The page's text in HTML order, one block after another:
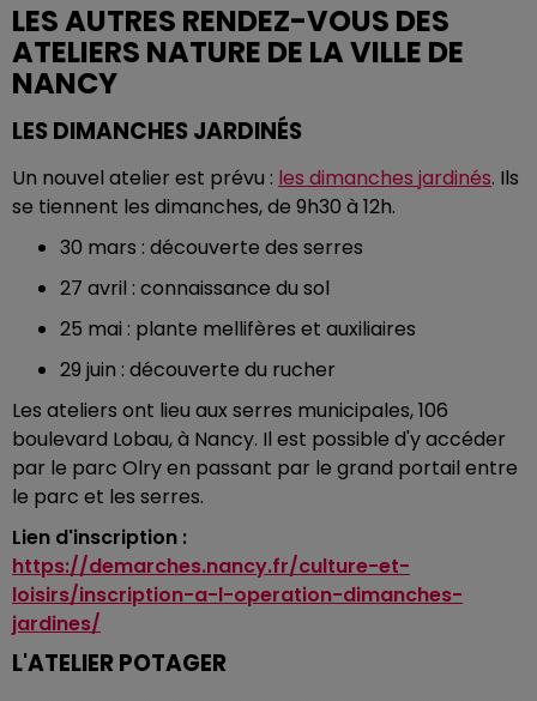
LES AUTRES RENDEZ-VOUS DES
ATELIERS NATURE DE LA VILLE DE
NANCY
LES DIMANCHES JARDINÉS
Un nouvel atelier est prévu : les dimanches jardinés. Ils
se tiennent les dimanches, de 9h30 à 12h.
30 mars : découverte des serres
27 avril : connaissance du sol
25 mai : plante mellifères et auxiliaires
29 juin : découverte du rucher
Les ateliers ont lieu aux serres municipales, 106
boulevard Lobau, à Nancy. Il est possible d'y accéder
par le parc Olry en passant par le grand portail entre
le parc et les serres.
Lien d'inscription :
https://demarches.nancy.fr/culture-et-
loisirs/inscription-a-l-operation-dimanches-
jardines/
L'ATELIER POTAGER